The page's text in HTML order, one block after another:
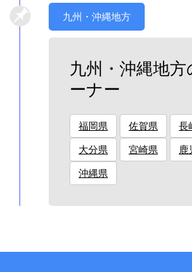
九州・沖縄地方
九州・沖縄地方
ーナー
福岡県 佐賀県 長
大分県 宮崎県 鹿
沖縄県